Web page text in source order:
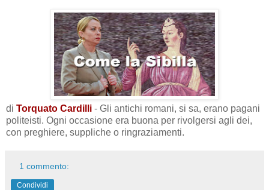
di Torquato Cardilli - Gli antichi romani, si sa, erano pagani
politeisti. Ogni occasione era buona per rivolgersi agli dei,
con preghiere, suppliche o ringraziamenti.
1 commento:
Condividi